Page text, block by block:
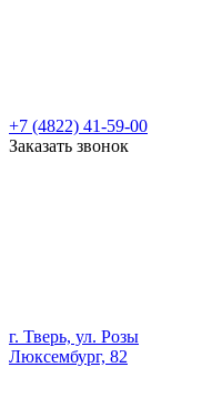
+7 (4822) 41-59-00
Заказать звонок
г. Тверь, ул. Розы
Люксембург, 82